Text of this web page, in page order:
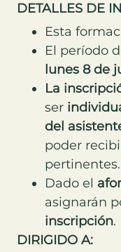
DETALLES DE
Esta
El período
lunes 8 de
La
ser
del
poder
pertinentes.
Dado el
asignarán
inscripción.
DIRIGIDO A: